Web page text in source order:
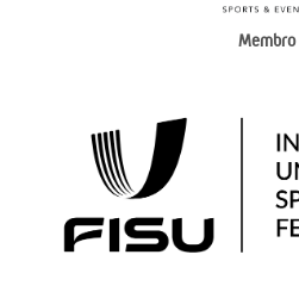
Membro